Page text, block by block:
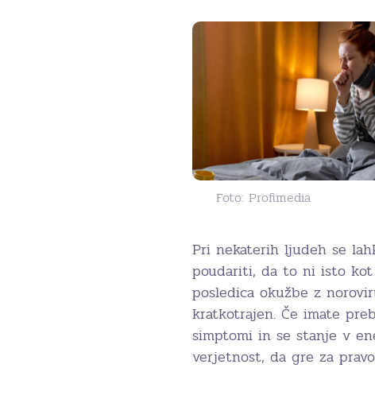
Foto: Profimedia
Pri nekaterih ljudeh se
poudariti, da to ni isto
posledica okužbe z
kratkotrajen. Če imate
simptomi in se stanje v
verjetnost, da gre za